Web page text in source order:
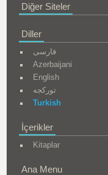
Diğer Siteler
Diller
فارسی
Azerbaijani
English
تورکجه
Turkish
İçerikler
Kitaplar
Ana Menu